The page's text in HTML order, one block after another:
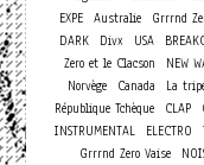
EXPE
Australie Grrrnd
DARK
Divx USA
Zero et le Clacson
NEW
Norvège
Canada La
République Tchèque
CLAP
INSTRUMENTAL
ELECTRO
Grrrnd Zero Vaise